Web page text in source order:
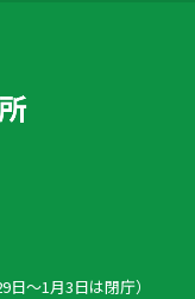
〜1月3日は閉庁）